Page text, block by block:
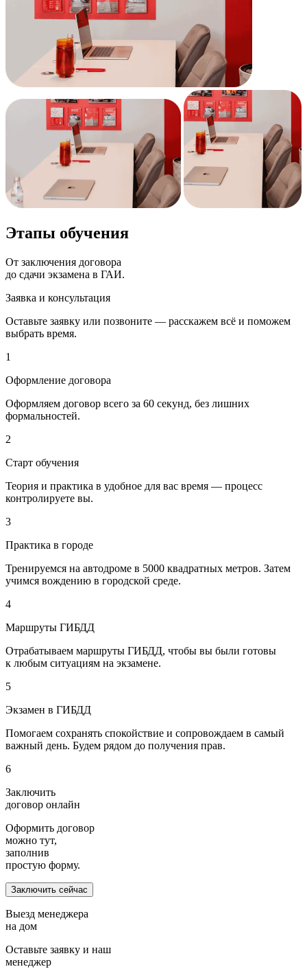
Этапы обучения
От заключения договора
до сдачи экзамена в ГАИ.
Заявка и консультация
Оставьте заявку или позвоните — расскажем всё и поможем
выбрать время.
1
Оформление договора
Оформляем договор всего за 60 секунд, без лишних
формальностей.
2
Старт обучения
Теория и практика в удобное для вас время — процесс
контролируете вы.
3
Практика в городе
Тренируемся на автодроме в 5000 квадратных метров. Затем
учимся вождению в городской среде.
4
Маршруты ГИБДД
Отрабатываем маршруты ГИБДД, чтобы вы были готовы
к любым ситуациям на экзамене.
5
Экзамен в ГИБДД
Помогаем сохранять спокойствие и сопровождаем в самый
важный день. Будем рядом до получения прав.
6
Заключить
договор онлайн
Оформить договор
можно тут,
заполнив
простую форму.
Заключить сейчас
Выезд менеджера
на дом
Оставьте заявку и наш
менеджер